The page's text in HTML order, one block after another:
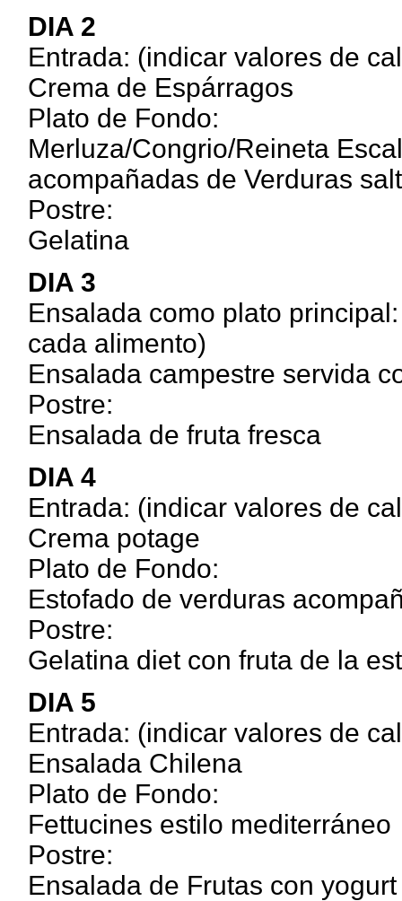
DIA 2
Entrada: (indicar valores de
Crema de Espárragos
Plato de Fondo:
Merluza/Congrio/Reineta
acompañadas de Verduras
Postre:
Gelatina
DIA 3
Ensalada como plato
cada alimento)
Ensalada campestre servida
Postre:
Ensalada de fruta fresca
DIA 4
Entrada: (indicar valores de
Crema potage
Plato de Fondo:
Estofado de verduras
Postre:
Gelatina diet con fruta de la
DIA 5
Entrada: (indicar valores de
Ensalada Chilena
Plato de Fondo:
Fettucines estilo mediterráneo
Postre:
Ensalada de Frutas con